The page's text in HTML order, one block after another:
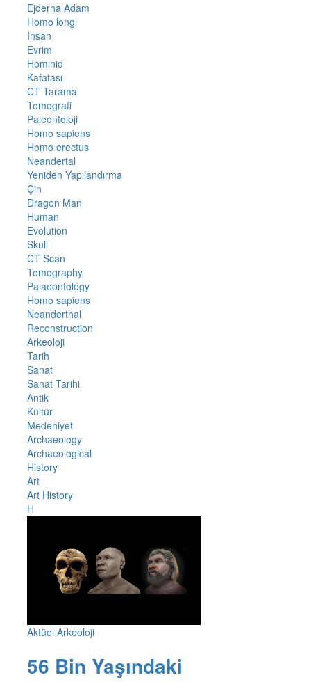
Ejderha Adam
Homo longi
İnsan
Evrim
Hominid
Kafatası
CT Tarama
Tomografi
Paleontoloji
Homo sapiens
Homo erectus
Neandertal
Yeniden Yapılandırma
Çin
Dragon Man
Human
Evolution
Skull
CT Scan
Tomography
Palaeontology
Homo sapiens
Neanderthal
Reconstruction
Arkeoloji
Tarih
Sanat
Sanat Tarihi
Antik
Kültür
Medeniyet
Archaeology
Archaeological
History
Art
Art History
H
Aktüel Arkeoloji
56 Bin Yaşındaki